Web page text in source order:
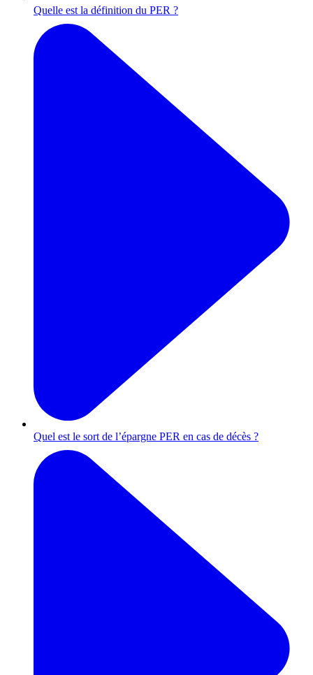
Quelle est la définition du PER ?
Quel est le sort de l’épargne PER en cas de décès ?